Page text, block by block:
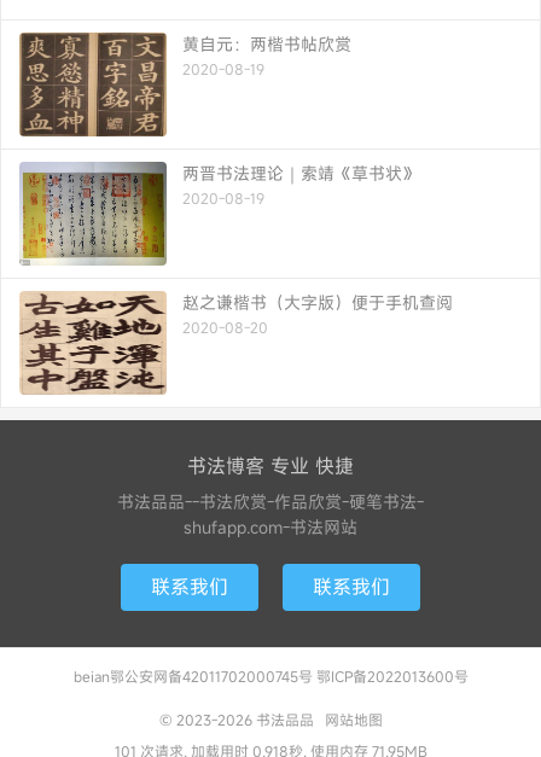
黄自元：两楷书帖欣赏
2020-08-19
两晋书法理论｜索靖《草书状》
2020-08-19
赵之谦楷书（大字版）便于手机查阅
2020-08-20
书法博客 专业 快捷
书法品品--书法欣赏-作品欣赏-硬笔书法-
shufapp.com-书法网站
联系我们 联系我们
beian鄂公安网备42011702000745号 鄂ICP备2022013600号
© 2023-2026书法品品
网站地图
101 次请求, 加载用时 0.918秒, 使用内存 71.95MB